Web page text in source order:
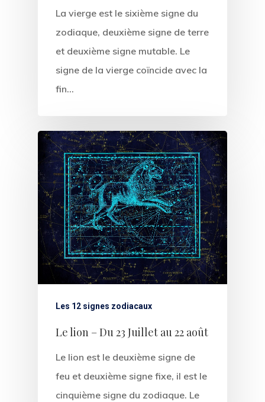
La vierge est le sixième signe du
zodiaque, deuxième signe de terre
et deuxième signe mutable. Le
signe de la vierge coïncide avec la
fin…
Les 12 signes zodiacaux
Le lion – Du 23 Juillet au 22 août
Le lion est le deuxième signe de
feu et deuxième signe fixe, il est le
cinquième signe du zodiaque. Le
Prestations &
Tarifs
Contact
This is an optional,
customizable off canvas
About Salient
The Castle
Unit 345
2500 Castle Dr
Manhattan, NY
E: